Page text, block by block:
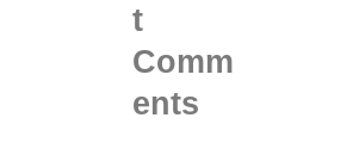
t
Comm
ents